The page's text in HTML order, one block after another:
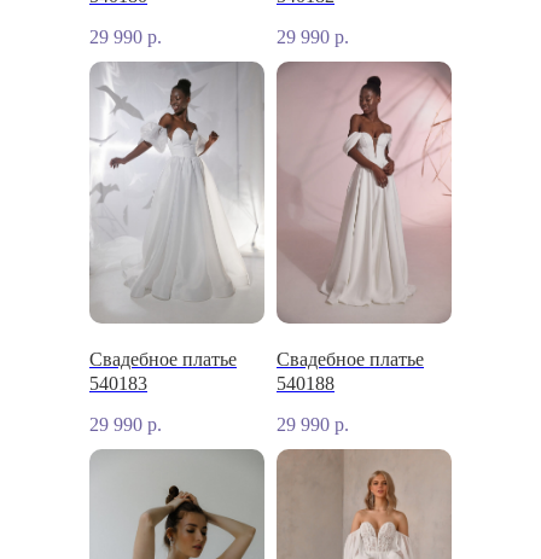
29 990 р.
29 990 р.
Свадебное платье
540183
29 990 р.
Свадебное платье
540188
29 990 р.